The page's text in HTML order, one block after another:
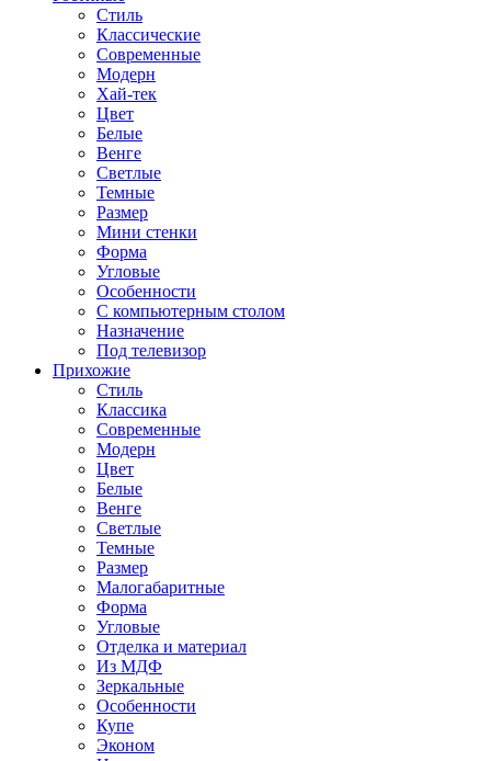
Стиль
Классические
Современные
Модерн
Хай-тек
Цвет
Белые
Венге
Светлые
Темные
Размер
Мини стенки
Форма
Угловые
Особенности
С компьютерным столом
Назначение
Под телевизор
Прихожие
Стиль
Классика
Современные
Модерн
Цвет
Белые
Венге
Светлые
Темные
Размер
Малогабаритные
Форма
Угловые
Отделка и материал
Из МДФ
Зеркальные
Особенности
Купе
Эконом